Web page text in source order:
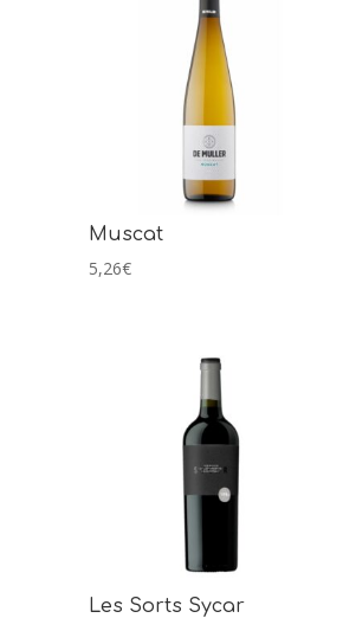
Muscat
5,26€
Les Sorts Sycar